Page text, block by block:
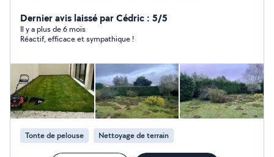
Dernier avis laissé par Cédric : 5/5
Il y a plus de 6 mois
Réactif, efficace et sympathique !
Tonte de pelouse Nettoyage de terrain